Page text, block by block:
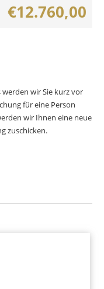
€12.760,00
wir Sie kurz vor
für eine Person
wir Ihnen eine neue
zuschicken.